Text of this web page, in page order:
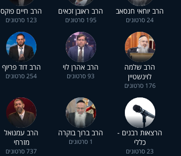
הרב יוחאי חנסאב
24 סרטונים
הרב ראובן זכאים
195 סרטונים
הרב חיים פוקס
123 סרטונים
הרב שלמה
לוינשטיין
176 סרטונים
הרב אהרן לוי
93 סרטונים
הרב דוד פריוף
254 סרטונים
הרצאות רבנים -
כללי
23 סרטונים
הרב ברוך בוקרה
1 סרטונים
הרב עמנואל
מזרחי
737 סרטונים